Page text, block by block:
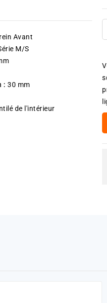
Avant
M/S
: 30 mm
de l'intérieur